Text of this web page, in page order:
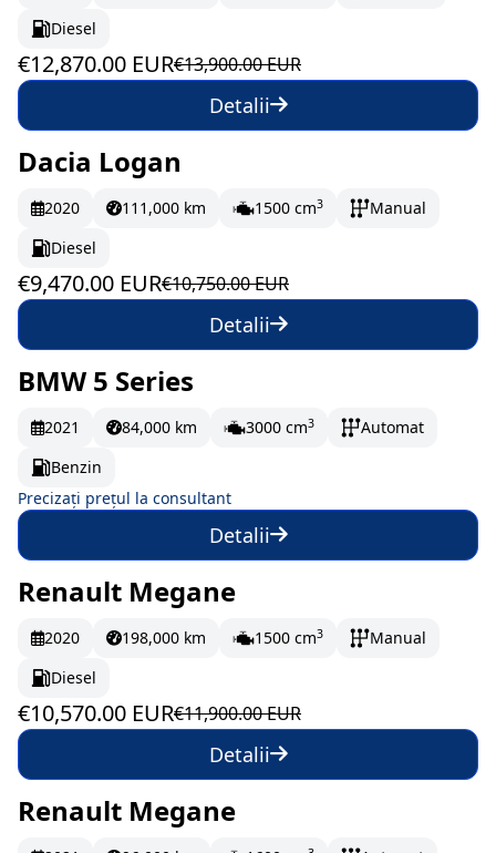
Diesel
€12,870.00 EUR€13,900.00 EUR
Detalii
În stoc 157.83 EUR/lună
Dacia Logan
2020 111,000 km 1500 cm3
Manual
Diesel
€9,470.00 EUR€10,750.00 EUR
Detalii
La comandă
BMW 5 Series
2021 84,000 km 3000 cm3
Automat
Benzin
Precizați prețul la consultant
Detalii
În stoc 176.17 EUR/lună
Renault Megane
2020 198,000 km 1500 cm3
Manual
Diesel
€10,570.00 EUR€11,900.00 EUR
Detalii
În stoc 215.5 EUR/lună
Renault Megane